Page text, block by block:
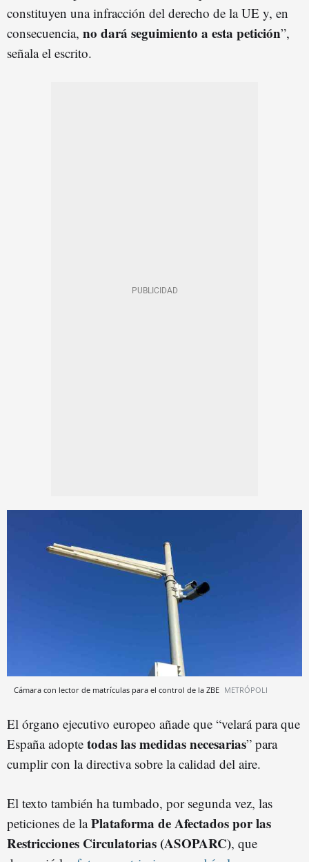
constituyen una infracción del derecho de la UE y, en
consecuencia, no dará seguimiento a esta petición”,
señala el escrito.
Cámara con lector de matrículas para el control de la ZBE METRÓPOLI
El órgano ejecutivo europeo añade que “velará para que
España adopte todas las medidas necesarias” para
cumplir con la directiva sobre la calidad del aire.
El texto también ha tumbado, por segunda vez, las
peticiones de laPlataforma de Afectados por las
Restricciones Circulatorias (ASOPARC), que